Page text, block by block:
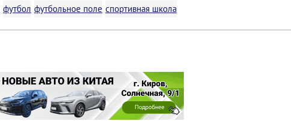
футбол футбольное поле спортивная школа